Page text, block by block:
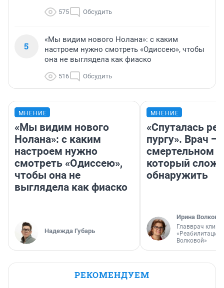
575 Обсудить
5
«Мы видим нового Нолана»: с каким
настроем нужно смотреть «Одиссею», чтобы
она не выглядела как фиаско
516 Обсудить
МНЕНИЕ
«Мы видим нового
Нолана»: с каким
настроем нужно
смотреть «Одиссею»,
чтобы она не
выглядела как фиаско
Надежда Губарь
МНЕНИЕ
«Спуталась
пургу». Врач —
смертельном
который
обнаружить
Ирина Волкова
Главврач
«Реабилитация
Волковой»
РЕКОМЕНДУЕМ